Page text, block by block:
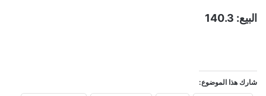
البيع: 140.3
شارك هذا الموضوع: